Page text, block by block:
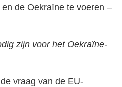
de Oekraïne te voeren –
zijn voor het Oekraïne-
vraag van de EU-